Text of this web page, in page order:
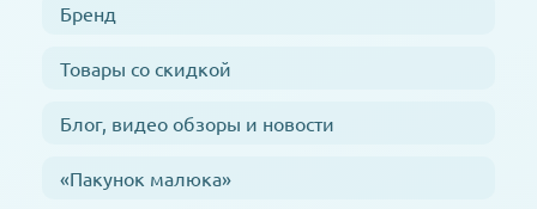
Бренд
Товары со скидкой
Блог, видео обзоры и новости
«Пакунок малюка»